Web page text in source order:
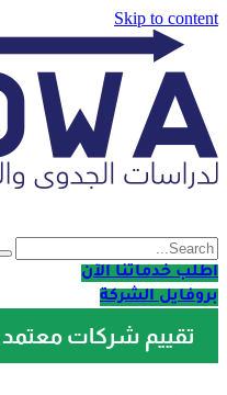
Skip to content
اطلب خدماتنا الآن
بروفايل الشركة
تقييم شركات معتمد